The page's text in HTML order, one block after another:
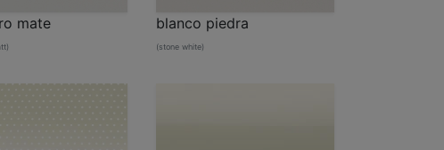
mate blanco piedra
(stone white)